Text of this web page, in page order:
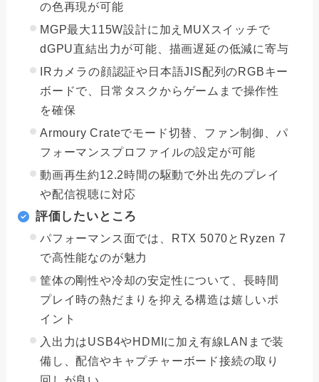
の色再現が可能
MGP最大115W設計に加えMUXスイッチで
dGPU直結出力が可能、描画遅延の低減に寄与
IRカメラの顔認証や日本語JIS配列のRGBキー
ボードで、日常タスクからゲームまで操作性
を確保
Armoury Crateでモード切替、ファン制御、パ
フォーマンスプロファイルの設定が可能
動画再生約12.2時間の駆動で外出先のプレイ
や配信視聴に対応
評価したいところ
パフォーマンス面では、RTX 5070とRyzen 7
で高性能なのが魅力
筐体の剛性や冷却の安定性について、長時間
プレイ時の熱だまりを抑える構造は嬉しいポ
イント
入出力はUSB4やHDMIに加え有線LANまで装
備し、配信やキャプチャーボード接続の取り